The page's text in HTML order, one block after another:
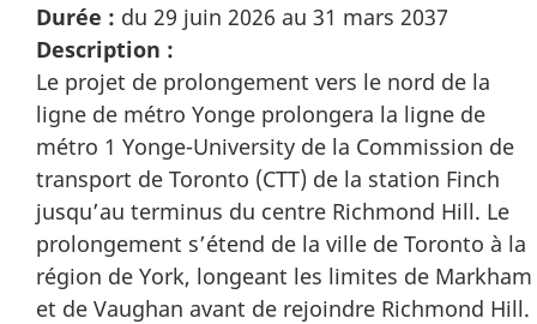
Durée : du 29 juin 2026 au 31 mars 2037
Description :
Le projet de prolongement vers le nord de la
ligne de métro Yonge prolongera la ligne de
métro 1 Yonge-University de la Commission de
transport de Toronto (CTT) de la station Finch
jusqu’au terminus du centre Richmond Hill. Le
prolongement s’étend de la ville de Toronto à la
région de York, longeant les limites de Markham
et de Vaughan avant de rejoindre Richmond Hill.